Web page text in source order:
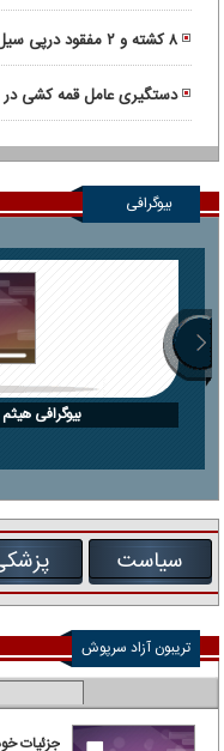
کشت!
۸ کشته و ۲ مفقود درپی سیل و آبگرفتگی در ۳ استان کشور
دستگیری عامل قمه کشی در
بیوگرافی
بیوگرافی
سیاست
تریبون آزاد سرپوش
جزئیات